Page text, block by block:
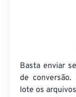
Basta enviar
de
lote os